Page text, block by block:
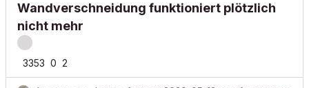
Wandverschneidung funktioniert plötzlich
nicht mehr
3353 0 2